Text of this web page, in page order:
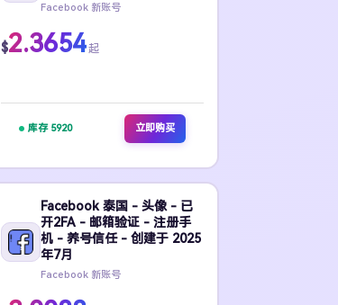
Facebook 新账号
$2.3654起
库存 5920 立即购买
Facebook 泰国 - 头像 - 已
开2FA - 邮箱验证 - 注册手
机 - 养号信任 - 创建于 2025
年7月
Facebook 新账号